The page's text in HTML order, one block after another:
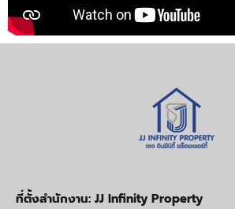
ที่ตั้งสำนักงาน: JJ Infinity Property